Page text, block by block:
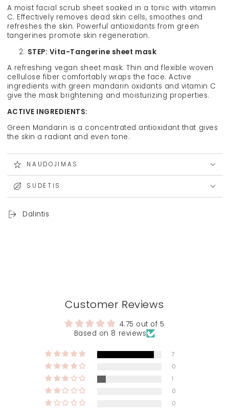
A moist facial scrub sheet soaked in a tonic with vitamin
C. Effectively removes dead skin cells, smoothes and
refreshes the skin. Powerful antioxidants from green
tangerines promote skin regeneration.
STEP: Vita-Tangerine sheet mask
A refreshing vegan sheet mask. Thin and flexible woven
cellulose fiber comfortably wraps the face. Active
ingredients with green mandarin oxidants and vitamin C
give the mask brightening and moisturizing properties.
ACTIVE INGREDIENTS:
Green Mandarin is a concentrated antioxidant that gives
the skin a radiant and even tone.
NAUDOJIMAS
SUDĖTIS
Dalintis
Customer Reviews
4.75 out of 5
Based on 8 reviews
7
0
1
0
0